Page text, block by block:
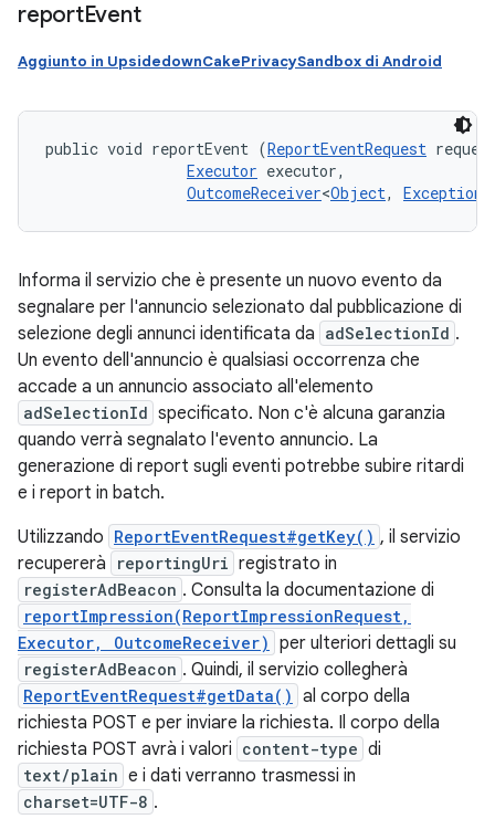
reportEvent
Aggiunto in UpsidedownCakePrivacySandbox di Android
public void reportEvent (ReportEventRequest
Executor executor,
OutcomeReceiver<Object, Exception
Informa il servizio che è presente un nuovo evento da
segnalare per l'annuncio selezionato dal pubblicazione di
selezione degli annunci identificata da adSelectionId .
Un evento dell'annuncio è qualsiasi occorrenza che
accade a un annuncio associato all'elemento
adSelectionId specificato. Non c'è alcuna garanzia
quando verrà segnalato l'evento annuncio. La
generazione di report sugli eventi potrebbe subire ritardi
e i report in batch.
Utilizzando ReportEventRequest#getKey() , il servizio
recupererà
reportingUri registrato in
registerAdBeacon . Consulta la documentazione di
reportImpression(ReportImpressionRequest,
Executor, OutcomeReceiver) per ulteriori dettagli su
registerAdBeacon . Quindi, il servizio collegherà
ReportEventRequest#getData() al corpo della
richiesta POST e per inviare la richiesta. Il corpo della
richiesta POST avrà i valori content-type di
text/plain e i dati verranno trasmessi in
charset=UTF-8 .